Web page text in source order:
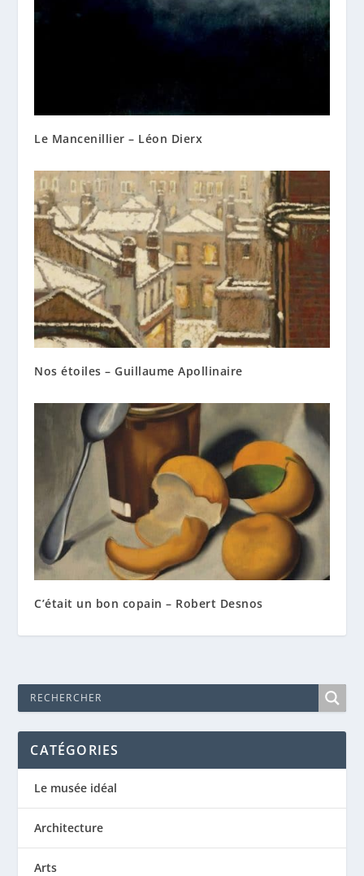
Le Mancenillier – Léon Dierx
Nos étoiles – Guillaume Apollinaire
C’était un bon copain – Robert Desnos
CATÉGORIES
Le musée idéal
Architecture
Arts